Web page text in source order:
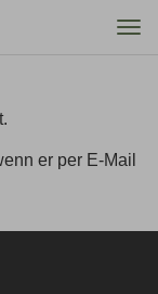
er per E-Mail